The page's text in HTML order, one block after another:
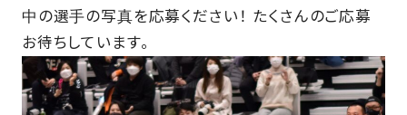
マイページはこちら
CSR
中の選手の写真を応募ください！ たくさんのご応募
お待ちしています。